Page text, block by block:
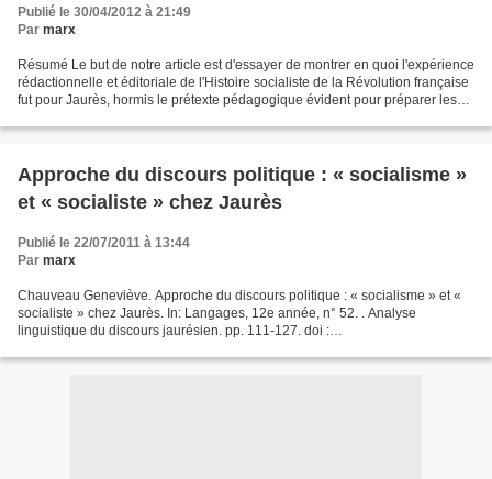
Publié le 30/04/2012 à 21:49
Par marx
Résumé Le but de notre article est d'essayer de montrer en quoi l'expérience
rédactionnelle et éditoriale de l'Histoire socialiste de la Révolution française
fut pour Jaurès, hormis le prétexte pédagogique évident pour préparer les
Approche du discours politique : « socialisme »
et « socialiste » chez Jaurès
Publié le 22/07/2011 à 13:44
Par marx
Chauveau Geneviève. Approche du discours politique : « socialisme » et «
socialiste » chez Jaurès. In: Langages, 12e année, n° 52. . Analyse
linguistique du discours jaurésien. pp. 111-127. doi :
http://www.persee.fr/web/revues/home/prescript/article/lgge_0458-